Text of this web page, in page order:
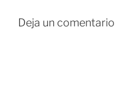
Deja un comentario